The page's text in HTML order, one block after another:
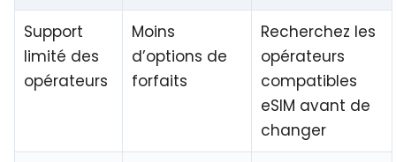
Support
limité des
opérateurs
Moins
d’options de
forfaits
Recherchez les
opérateurs
compatibles
eSIM avant de
changer